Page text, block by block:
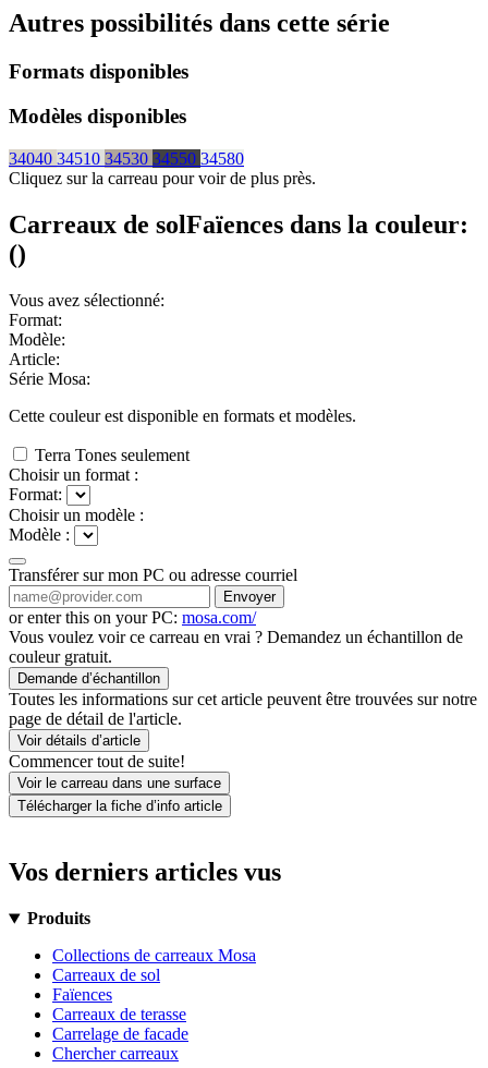
Autres possibilités dans cette série
Formats disponibles
Modèles disponibles
34040 34510 34530 34550 34580
Cliquez sur la carreau pour voir de plus près.
Carreaux de solFaïences dans la couleur:
()
Vous avez sélectionné:
Format:
Modèle:
Article:
Série Mosa:
Cette couleur est disponible en formats et modèles.
Terra Tones seulement
Choisir un format :
Format:
Choisir un modèle :
Modèle :
Transférer sur mon PC ou adresse courriel
Envoyer
or enter this on your PC: mosa.com/
Vous voulez voir ce carreau en vrai ? Demandez un échantillon de
couleur gratuit.
Demande d’échantillon
Toutes les informations sur cet article peuvent être trouvées sur notre
page de détail de l'article.
Voir détails d’article
Commencer tout de suite!
Voir le carreau dans une surface
Télécharger la fiche d’info article
Vos derniers articles vus
Produits
Collections de carreaux Mosa
Carreaux de sol
Faïences
Carreaux de terasse
Carrelage de facade
Chercher carreaux